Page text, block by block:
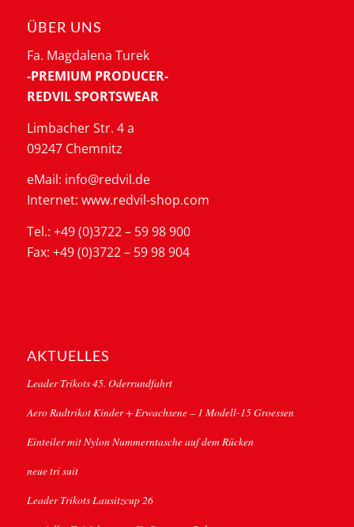
ÜBER UNS
Fa. Magdalena Turek
-PREMIUM PRODUCER-
REDVIL SPORTSWEAR
Limbacher Str. 4 a
09247 Chemnitz
eMail: info@redvil.de
Internet: www.redvil-shop.com
Tel.: +49 (0)3722 – 59 98 900
Fax: +49 (0)3722 – 59 98 904
AKTUELLES
Leader Trikots 45. Oderrundfahrt
Aero Radtrikot Kinder + Erwachsene – 1 Modell-15 Groessen
Einteiler mit Nylon Nummerntasche auf dem Rücken
neue tri suit
Leader Trikots Lausitzcup 26